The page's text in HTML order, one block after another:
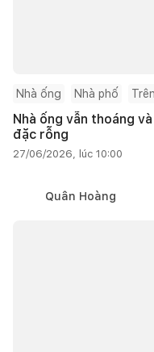
Nhà ống Nhà phố
Nhà ống vẫn thoáng
đặc rỗng
27/06/2026, lúc 10:00
Quân Hoàng